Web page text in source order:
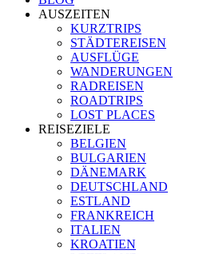
AUSZEITEN
KURZTRIPS
STÄDTEREISEN
AUSFLÜGE
WANDERUNGEN
RADREISEN
ROADTRIPS
LOST PLACES
REISEZIELE
BELGIEN
BULGARIEN
DÄNEMARK
DEUTSCHLAND
ESTLAND
FRANKREICH
ITALIEN
KROATIEN